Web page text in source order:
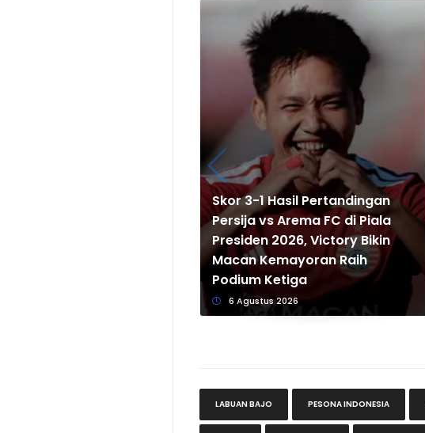
Skor 3-1 Hasil Pertandingan
Persija vs Arema FC di Piala
Presiden 2026, Victory Bikin
Macan Kemayoran Raih
Podium Ketiga
6 Agustus 2026
LABUAN BAJO PESONA INDONESIA